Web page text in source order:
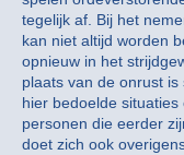
tegelijk af. Bij het
kan niet altijd worden
opnieuw in het
plaats van de onrust
hier bedoelde
personen die eerder
doet zich ook